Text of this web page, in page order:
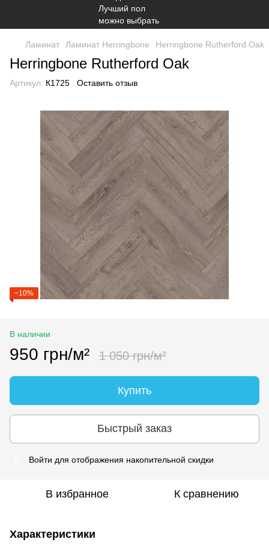
Ламинат Ламинат Herringbone Herringbone Rutherford Oak
Herringbone Rutherford Oak
Артикул: К1725 Оставить отзыв
−10%
В наличии
950 грн/м² 1 050 грн/м²
Купить
Быстрый заказ
Войти для отображения накопительной скидки
В избранное К сравнению
Характеристики